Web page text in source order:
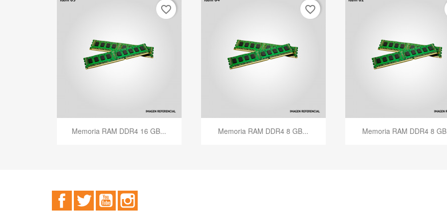
Vista rápida
Memoria RAM DDR4 16 GB...
favorite_border
 Vista rápida
Memoria RAM DDR4 8 GB...
favorite_border
 Vista rápida
Memoria RAM DDR4 8
FacebookTwitter YouTube